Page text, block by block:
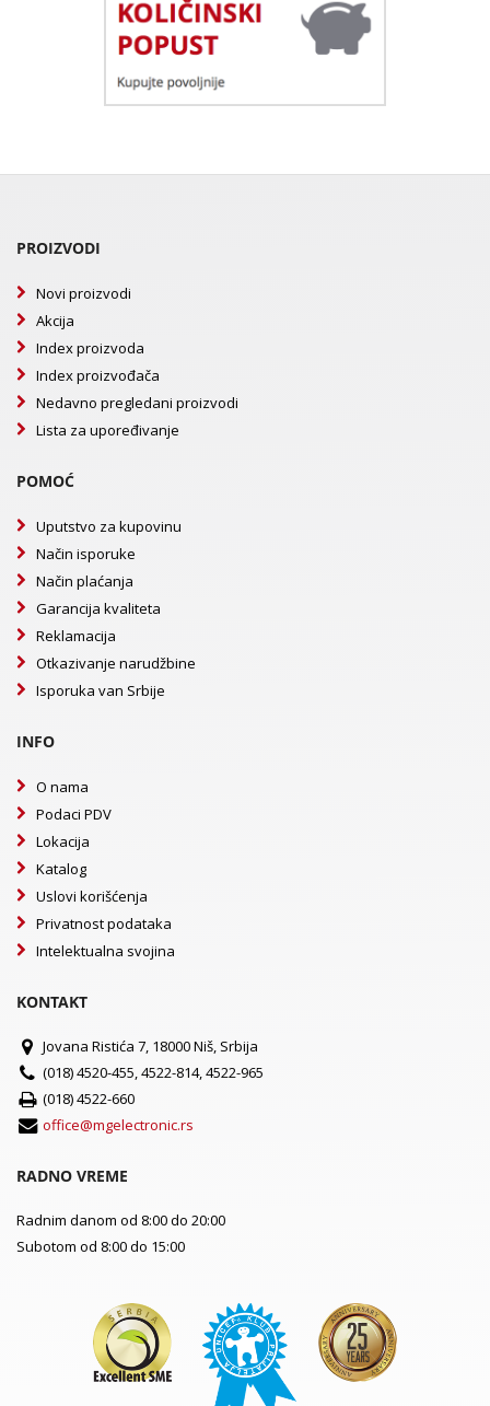
PROIZVODI
Novi proizvodi
Akcija
Index proizvoda
Index proizvođača
Nedavno pregledani proizvodi
Lista za upoređivanje
POMOĆ
Uputstvo za kupovinu
Način isporuke
Način plaćanja
Garancija kvaliteta
Reklamacija
Otkazivanje narudžbine
Isporuka van Srbije
INFO
O nama
Podaci PDV
Lokacija
Katalog
Uslovi korišćenja
Privatnost podataka
Intelektualna svojina
KONTAKT
Jovana Ristića 7, 18000 Niš, Srbija
(018) 4520-455, 4522-814, 4522-965
(018) 4522-660
office@mgelectronic.rs
RADNO VREME
Radnim danom od 8:00 do 20:00
Subotom od 8:00 do 15:00